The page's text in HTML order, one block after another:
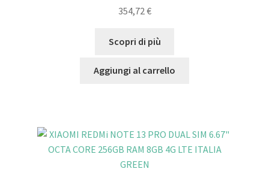
354,72 €
Scopri di più
Aggiungi al carrello